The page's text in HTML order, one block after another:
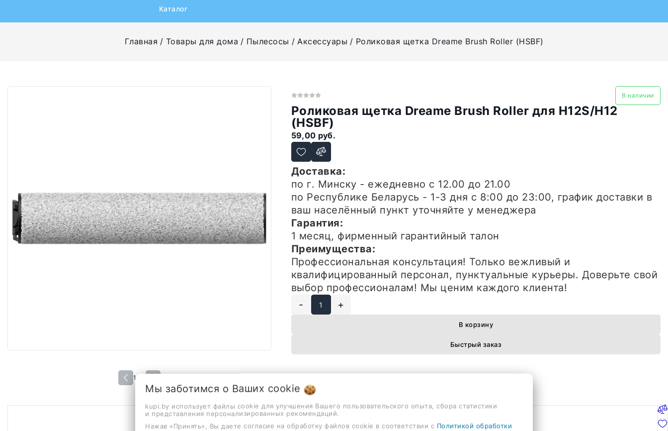
Каталог
Главная Товары для дома Пылесосы Аксессуары Роликовая щетка Dreame Brush Roller (HSBF)
1 / 1
В наличии
Роликовая щетка Dreame Brush Roller для H12S/H12
(HSBF)
59,00 руб.
Доставка:
по г. Минску - ежедневно с 12.00 до 21.00
по Республике Беларусь - 1-3 дня с 8:00 до 23:00, график доставки в
ваш населённый пункт уточняйте у менеджера
Гарантия:
1 месяц, фирменный гарантийный талон
Преимущества:
Профессиональная консультация! Только вежливый и
квалифицированный персонал, пунктуальные курьеры. Доверьте свой
выбор профессионалам! Мы ценим каждого клиента!
-
+
В корзину
Быстрый заказ
Описание Отзывы
Мы заботимся о Ваших cookie
kupi.by использует файлы cookie для улучшения Вашего пользовательского опыта, сбора статистики
и представления персонализированных рекомендаций.
Нажав «Принять», Вы даете согласие на обработку файлов cookie в соответствии с Политикой обработки